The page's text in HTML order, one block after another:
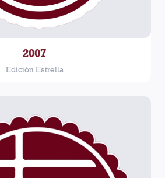
2007
Edición Estrella